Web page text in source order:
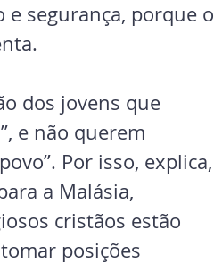
segurança, porque o
dos jovens que
e não querem
Por isso, explica,
a Malásia,
cristãos estão
posições